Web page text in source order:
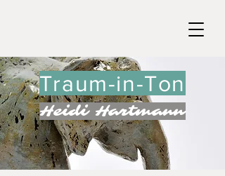
Traum-in-Ton
Heidi Hartmann